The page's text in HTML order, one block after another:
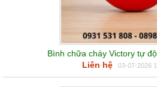
Bình chữa cháy Victory tự
Liên hệ
03-07-2026